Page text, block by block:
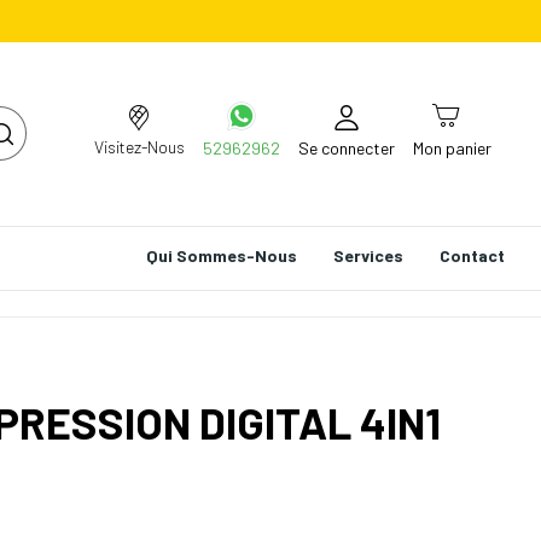
Visitez-Nous 52962962 Se connecter Mon panier
Qui Sommes-Nous Services Contact
DIGITAL 4IN1